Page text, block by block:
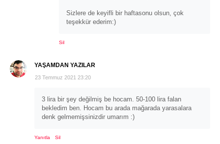
Sizlere de keyifli bir haftasonu olsun, çok
teşekkür ederim:)
Sil
YAŞAMDAN YAZILAR
23 Temmuz 2021 23:20
3 lira bir şey değilmiş be hocam. 50-100 lira falan
bekledim ben. Hocam bu arada mağarada yarasalara
denk gelmemişsinizdir umarım :)
Yanıtla Sil